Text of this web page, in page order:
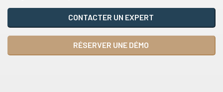
CONTACTER UN EXPERT
RÉSERVER UNE DÉMO